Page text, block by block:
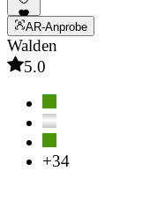
AR-Anprobe
Walden
5.0
+34